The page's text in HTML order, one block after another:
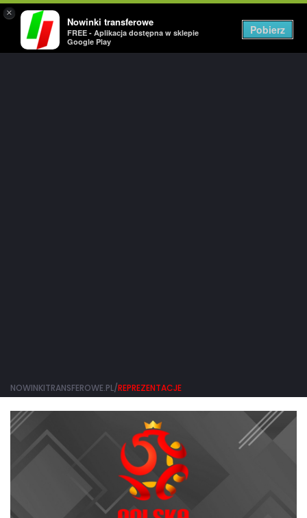
×
Nowinki transferowe
FREE - Aplikacja dostępna w sklepie
Google Play
Pobierz
NOWINKITRANSFEROWE.PL/REPREZENTACJE